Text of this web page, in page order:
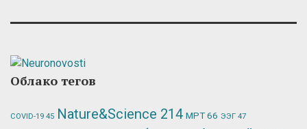
Облако тегов
COVID-19 45 Nature&Science 214 МРТ66 ЭЭГ 47